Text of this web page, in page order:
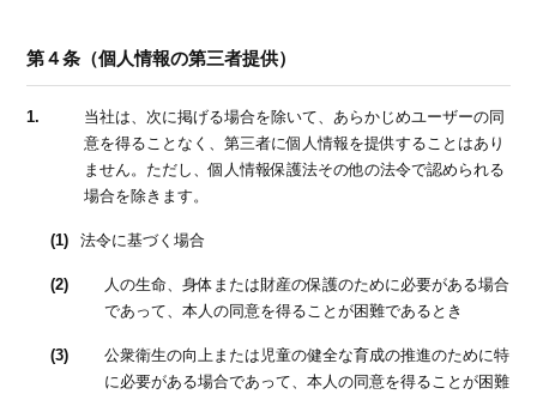
第４条（個人情報の第三者提供）
1.
当社は、次に掲げる場合を除いて、あらかじめユーザーの同
意を得ることなく、第三者に個人情報を提供することはあり
ません。ただし、個人情報保護法その他の法令で認められる
場合を除きます。
(1) 法令に基づく場合
(2)
人の生命、身体または財産の保護のために必要がある場合
であって、本人の同意を得ることが困難であるとき
(3)
公衆衛生の向上または児童の健全な育成の推進のために特
に必要がある場合であって、本人の同意を得ることが困難